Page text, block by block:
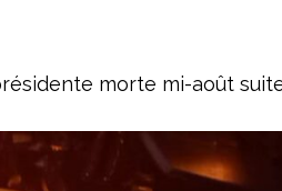
morte mi-août